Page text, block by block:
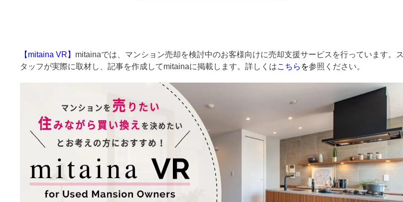
【mitaina VR】 mitainaでは、マンション売却を検討中のお客様向けに売却支援サービスを行っています。ス
タッフが実際に取材し、記事を作成してmitainaに掲載します。詳しくはこちら を参照ください。